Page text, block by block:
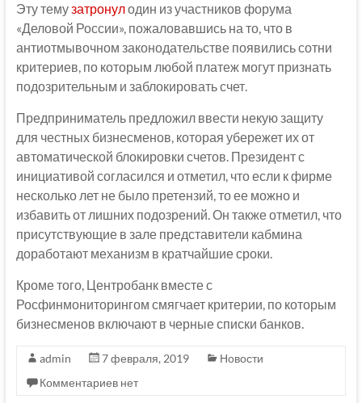
Эту темузатронулодин из участников форума
«Деловой России», пожаловавшись на то, что в
антиотмывочном законодательстве появились сотни
критериев, по которым любой платеж могут признать
подозрительным и заблокировать счет.
Предприниматель предложил ввести некую защиту
для честных бизнесменов, которая убережет их от
автоматической блокировки счетов. Президент с
инициативой согласился и отметил, что если к фирме
несколько лет не было претензий, то ее можно и
избавить от лишних подозрений. Он также отметил, что
присутствующие в зале представители кабмина
доработают механизм в кратчайшие сроки.
Кроме того, Центробанк вместе с
Росфинмониторингом смягчает критерии, по которым
бизнесменов включают в черные списки банков.
admin 7 февраля, 2019
Новости
Комментариев нет